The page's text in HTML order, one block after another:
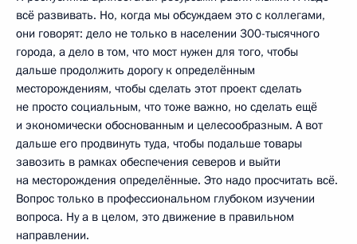
всё развивать. Но, когда мы обсуждаем это с коллегами,
они говорят: дело не только в населении 300-тысячного
города, а дело в том, что мост нужен для того, чтобы
дальше продолжить дорогу к определённым
месторождениям, чтобы сделать этот проект сделать
не просто социальным, что тоже важно, но сделать ещё
и экономически обоснованным и целесообразным. А вот
дальше его продвинуть туда, чтобы подальше товары
завозить в рамках обеспечения северов и выйти
на месторождения определённые. Это надо просчитать всё.
Вопрос только в профессиональном глубоком изучении
вопроса. Ну а в целом, это движение в правильном
направлении.